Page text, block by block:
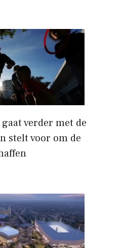
verder met de
stelt voor om de